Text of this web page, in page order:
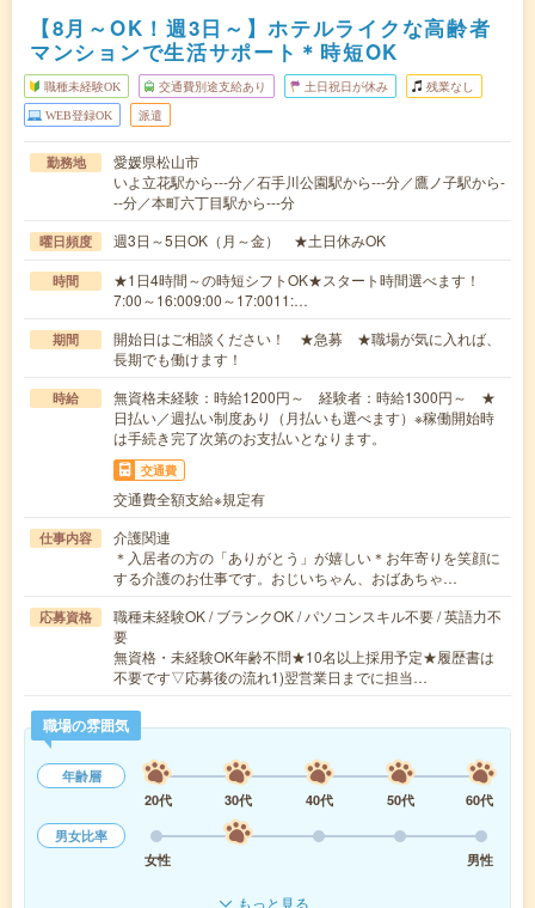
【8月～OK！週3日～】ホテルライクな高齢者
マンションで生活サポート＊時短OK
職種未経験OK 交通費別途支給あり 土日祝日が休み 残業なし
WEB登録OK 派遣
勤務地
愛媛県松山市
いよ立花駅から---分／石手川公園駅から---分／鷹ノ子駅から-
--分／本町六丁目駅から---分
曜日頻度 週3日～5日OK（月～金） ★土日休みOK
時間
★1日4時間～の時短シフトOK★スタート時間選べます！
7:00～16:009:00～17:0011:…
期間
開始日はご相談ください！ ★急募 ★職場が気に入れば、
長期でも働けます！
時給
無資格未経験：時給1200円～ 経験者：時給1300円～ ★
日払い／週払い制度あり（月払いも選べます）※稼働開始時
は手続き完了次第のお支払いとなります。
交通費
交通費全額支給※規定有
仕事内容
介護関連
＊入居者の方の「ありがとう」が嬉しい＊お年寄りを笑顔に
する介護のお仕事です。おじいちゃん、おばあちゃ…
応募資格
職種未経験OK / ブランクOK / パソコンスキル不要 / 英語力不
要
無資格・未経験OK年齢不問★10名以上採用予定★履歴書は
不要です▽応募後の流れ1)翌営業日までに担当…
職場の雰囲気
年齢層
20代
30代 40代 50代
60代
男女比率
女性
男性
もっと見る